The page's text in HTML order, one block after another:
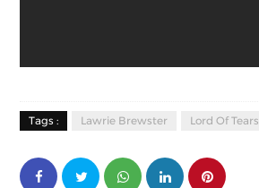
Tags : Lawrie Brewster Lord Of Tears